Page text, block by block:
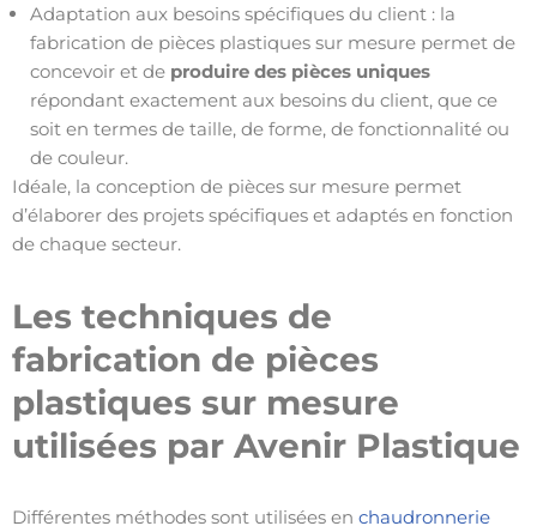
Adaptation aux besoins spécifiques du client : la
fabrication de pièces plastiques sur mesure permet de
concevoir et de produire des pièces uniques
répondant exactement aux besoins du client, que ce
soit en termes de taille, de forme, de fonctionnalité ou
de couleur.
Idéale, la conception de pièces sur mesure permet
d’élaborer des projets spécifiques et adaptés en fonction
de chaque secteur.
Les techniques de
fabrication de pièces
plastiques sur mesure
utilisées par Avenir Plastique
Différentes méthodes sont utilisées en chaudronnerie